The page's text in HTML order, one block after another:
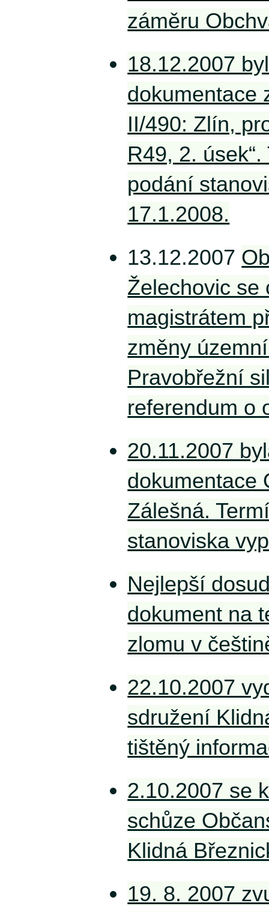
záměru
18.12.2007
dokumentace
II/490: Zlín,
R49, 2.
podání
17.1.2008.
13.12.2007
Želechovic se
magistrátem
změny
Pravobřežní
referendum o
20.11.2007
dokumentace
Zálešná.
stanoviska
Nejlepší
dokument na
zlomu v
22.10.2007
sdružení
tištěný
2.10.2007 se
schůze
Klidná
19. 8. 2007